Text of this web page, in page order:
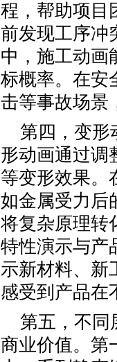
程，帮助项目
前发现工序冲
中，施工动画
标概率。在安
击等事故场景
第四，变形
形动画通过调
等变形效果。
如金属受力后
将复杂原理转
特性演示与产
示新材料、新
感受到产品在
第五，不同
商业价值。第